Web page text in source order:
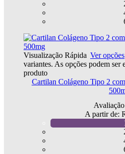
Visualização Rápida Ver opções
variantes. As opções podem ser
produto
Cartilan Colágeno Tipo 2
Avaliação
A partir de: